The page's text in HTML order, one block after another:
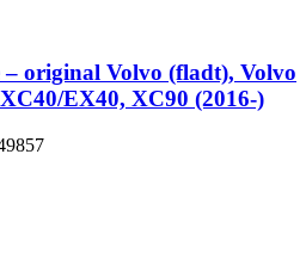
original Volvo (fladt), Volvo
EX40, XC90 (2016-)